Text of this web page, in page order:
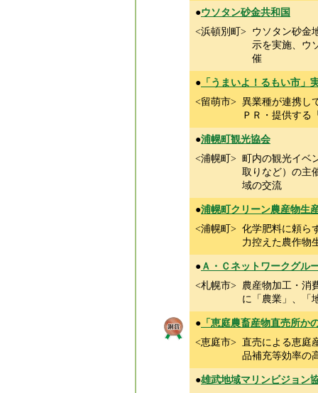
●ウソタン砂金共和国
<浜頓別町> ウソタン砂金
示を実施、ウ
催
● 「うまいよ！るもい市」
<留萌市> 異業種が連携し
ＰＲ・提供する
●浦幌町観光協会
<浦幌町> 町内の観光イベ
取りなど）の主
域の交流
●浦幌町クリーン農産物生
<浦幌町> 化学肥料に頼ら
力控えた農作物
● Ａ・Ｃネットワークグル
<札幌市> 農産物加工・消
に「農業」、「
● 「恵庭農畜産物直売所か
<恵庭市> 直売による恵庭
品補充等効率の
●雄武地域マリンビジョン